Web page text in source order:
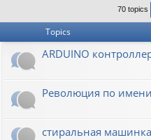
70 topics
Topics
ARDUINO
Революция по
стиральная